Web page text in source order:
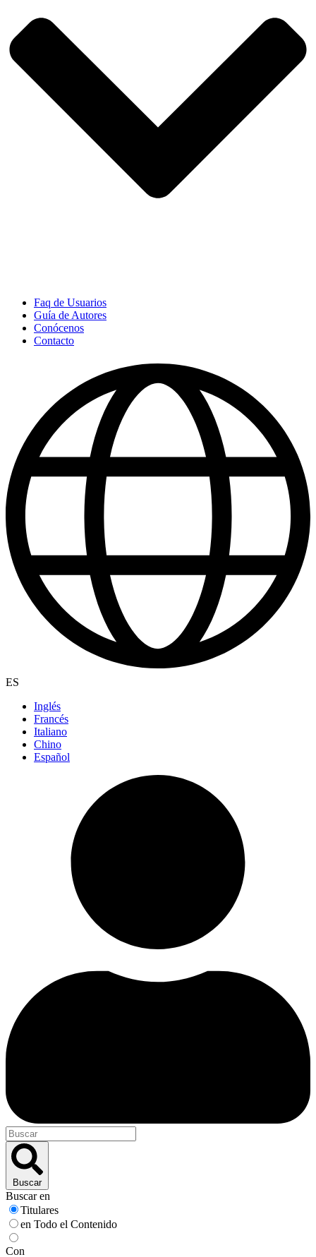
Faq de Usuarios
Guía de Autores
Conócenos
Contacto
ES
Inglés
Francés
Italiano
Chino
Español
Buscar
Buscar en
Titulares
en Todo el Contenido
Con